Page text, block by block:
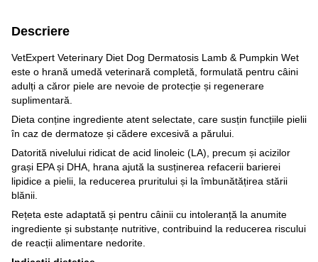
Descriere
VetExpert Veterinary Diet Dog Dermatosis Lamb & Pumpkin Wet
este o hrană umedă veterinară completă, formulată pentru câini
adulți a căror piele are nevoie de protecție și regenerare
suplimentară.
Dieta conține ingrediente atent selectate, care susțin funcțiile pielii
în caz de dermatoze și cădere excesivă a părului.
Datorită nivelului ridicat de acid linoleic (LA), precum și acizilor
grași EPA și DHA, hrana ajută la susținerea refacerii barierei
lipidice a pielii, la reducerea pruritului și la îmbunătățirea stării
blănii.
Rețeta este adaptată și pentru câinii cu intoleranță la anumite
ingrediente și substanțe nutritive, contribuind la reducerea riscului
de reacții alimentare nedorite.